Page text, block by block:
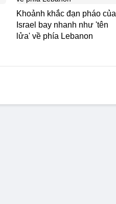
Khoảnh khắc đạn pháo của
Israel bay nhanh như 'tên
lửa' về phía Lebanon